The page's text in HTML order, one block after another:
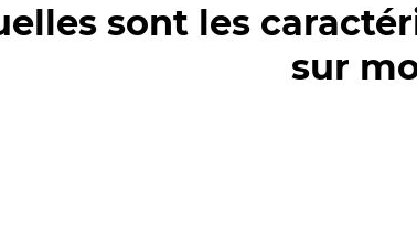
sont les
sur